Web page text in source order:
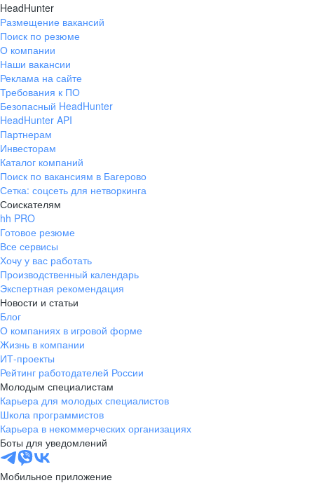
HeadHunter
Размещение вакансий
Поиск по резюме
О компании
Наши вакансии
Реклама на сайте
Требования к ПО
Безопасный HeadHunter
HeadHunter API
Партнерам
Инвесторам
Каталог компаний
Поиск по вакансиям в Багерово
Сетка: соцсеть для нетворкинга
Соискателям
hh PRO
Готовое резюме
Все сервисы
Хочу у вас работать
Производственный календарь
Экспертная рекомендация
Новости и статьи
Блог
О компаниях в игровой форме
Жизнь в компании
ИТ-проекты
Рейтинг работодателей России
Молодым специалистам
Карьера для молодых специалистов
Школа программистов
Карьера в некоммерческих организациях
Боты для уведомлений
Мобильное приложение